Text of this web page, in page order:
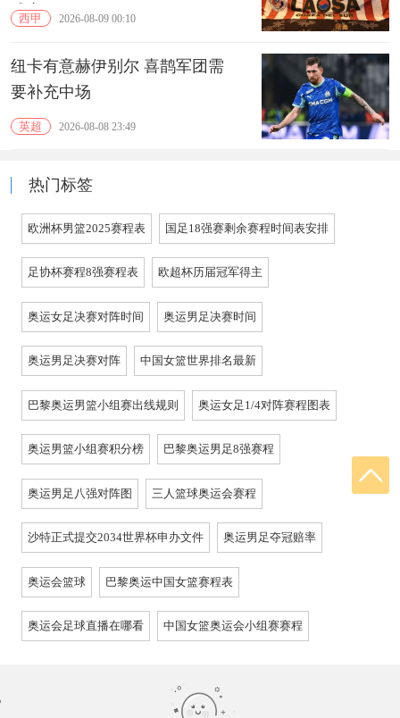
成立
西甲 2026-08-09 00:10
纽卡有意赫伊别尔 喜鹊军团需
要补充中场
英超 2026-08-08 23:49
热门标签
欧洲杯男篮2025赛程表 国足18强赛剩余赛程时间表安排
足协杯赛程8强赛程表 欧超杯历届冠军得主
奥运女足决赛对阵时间 奥运男足决赛时间
奥运男足决赛对阵 中国女篮世界排名最新
巴黎奥运男篮小组赛出线规则 奥运女足1/4对阵赛程图表
奥运男篮小组赛积分榜 巴黎奥运男足8强赛程
奥运男足八强对阵图 三人篮球奥运会赛程
沙特正式提交2034世界杯申办文件 奥运男足夺冠赔率
奥运会篮球 巴黎奥运中国女篮赛程表
奥运会足球直播在哪看 中国女篮奥运会小组赛赛程